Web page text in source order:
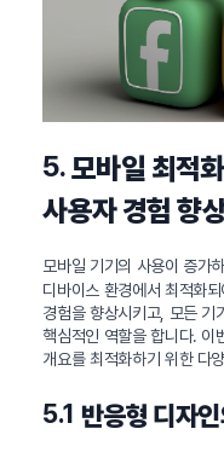
5.모바일 최적
사용자 경험 향
모바일 기기의 사용이 증가
디바이스 환경에서 최적화
경험을 향상시키고, 모든 기
핵심적인 역할을 합니다. 이
개요를 최적화하기 위한 다
5.1 반응형 디자